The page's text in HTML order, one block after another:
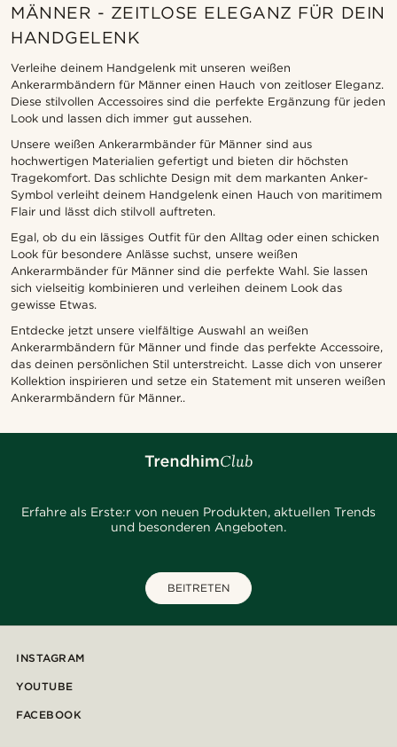
ÄNNER - ZEITLOSE ELEGANZ FÜR DEIN H
ANDGELENK
Verleihe deinem Handgelenk mit unseren weißen
Ankerarmbändern für Männer einen Hauch von zeitloser Eleganz.
Diese stilvollen Accessoires sind die perfekte Ergänzung für jeden
Look und lassen dich immer gut aussehen.
Unsere weißen Ankerarmbänder für Männer sind aus
hochwertigen Materialien gefertigt und bieten dir höchsten
Tragekomfort. Das schlichte Design mit dem markanten Anker-
Symbol verleiht deinem Handgelenk einen Hauch von maritimem
Flair und lässt dich stilvoll auftreten.
Egal, ob du ein lässiges Outfit für den Alltag oder einen schicken
Look für besondere Anlässe suchst, unsere weißen
Ankerarmbänder für Männer sind die perfekte Wahl. Sie lassen
sich vielseitig kombinieren und verleihen deinem Look das
gewisse Etwas.
Entdecke jetzt unsere vielfältige Auswahl an weißen
Ankerarmbändern für Männer und finde das perfekte Accessoire,
das deinen persönlichen Stil unterstreicht. Lasse dich von unserer
Kollektion inspirieren und setze ein Statement mit unseren weißen
Ankerarmbändern für Männer..
Erfahre als Erste:r von neuen Produkten, aktuellen Trends
und besonderen Angeboten.
BEITRETEN
INSTAGRAM
YOUTUBE
FACEBOOK